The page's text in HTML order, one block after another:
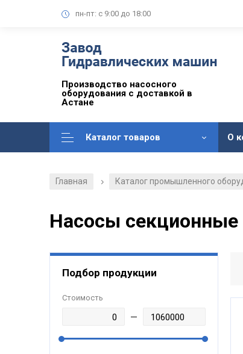
пн-пт: с 9:00 до 18:00
Производство насосного
оборудования с доставкой в
Астане
Каталог товаров О
Главная / Каталог промышленного
Насосы секционные
Подбор продукции
Стоимость